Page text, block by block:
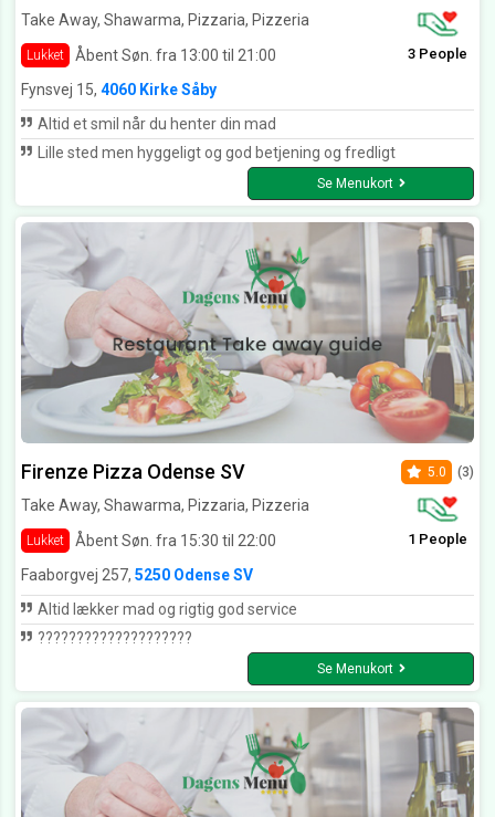
Take Away, Shawarma, Pizzaria, Pizzeria
Lukket Åbent Søn. fra 13:00 til 21:00 3 People
Fynsvej 15, 4060 Kirke Såby
Altid et smil når du henter din mad
Lille sted men hyggeligt og god betjening og fredligt
Se Menukort
Firenze Pizza Odense SV
Take Away, Shawarma, Pizzaria, Pizzeria
Lukket Åbent Søn. fra 15:30 til 22:00
5.0 (3)
1 People
Faaborgvej 257, 5250 Odense SV
Altid lækker mad og rigtig god service
????????????????????
Se Menukort